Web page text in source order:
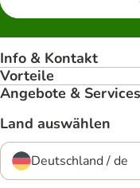
Info & Kontakt
Vorteile
Angebote & Services
Land auswählen
Deutschland / de